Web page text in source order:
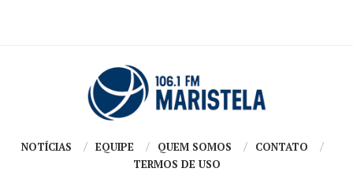
NOTÍCIAS EQUIPE QUEM SOMOS
CONTATO
TERMOS DE USO